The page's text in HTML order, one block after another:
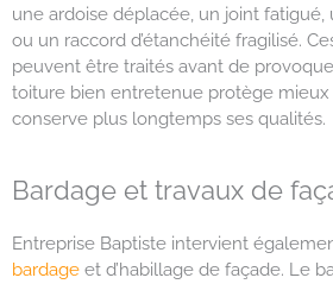
une ardoise déplacée, un joint
ou un raccord d’étanchéité fragilisé.
peuvent être traités avant de
toiture bien entretenue protège
conserve plus longtemps ses qualités.
Bardage et travaux de
Entreprise Baptiste intervient
bardage et d’habillage de façade. Le